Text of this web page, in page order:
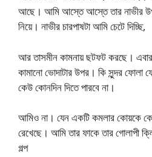
আছে। আমি আস্তে আস্তে তার নাভীর
নিয়ে। নাভীর চারপাষটা আমি চেটে দিচ্ছি,
আর তাসমীন কামনায় ছটফট করছে।
কামানো ভোদাটার উপর। কি সুন্দর ফোলা
কেউ কোনদিন দিতে পারবে না।
আমিও না। যেন একটি কমলার কোয়কে
রেখেছে। আমি তার ফাকে তার গোলাপী
গল্প